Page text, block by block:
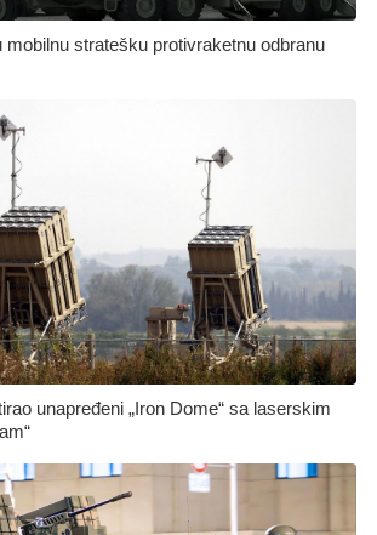
mobilnu stratešku protivraketnu odbranu
unapređeni „Iron Dome“ sa laserskim